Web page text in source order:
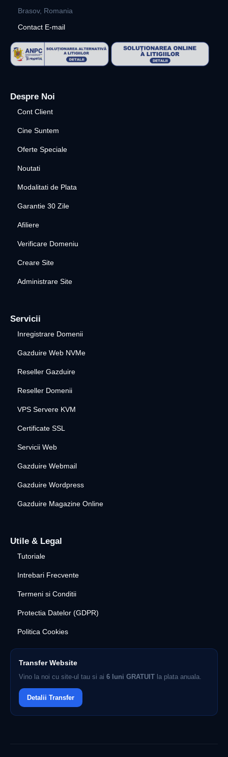
Brasov, Romania
Contact E-mail
Despre Noi
Cont Client
Cine Suntem
Oferte Speciale
Noutati
Modalitati de Plata
Garantie 30 Zile
Afiliere
Verificare Domeniu
Creare Site
Administrare Site
Servicii
Inregistrare Domenii
Gazduire Web NVMe
Reseller Gazduire
Reseller Domenii
VPS Servere KVM
Certificate SSL
Servicii Web
Gazduire Webmail
Gazduire Wordpress
Gazduire Magazine Online
Utile & Legal
Tutoriale
Intrebari Frecvente
Termeni si Conditii
Protectia Datelor (GDPR)
Politica Cookies
Transfer Website
Vino la noi cu site-ul tau si ai 6 luni GRATUIT la plata anuala.
Detalii Transfer